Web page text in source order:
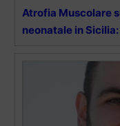
Atrofia Muscolare
neonatale in